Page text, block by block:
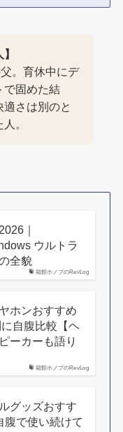
。育休中にデ
で固めた結
さは別のと
。
箱館ホノブのRevLog
｜
ウルトラ
全貌
箱館ホノブのRevLog
ホンおすすめ
自腹比較【ヘ
ーカーも語り
グッズおすす
腹で使い続けて